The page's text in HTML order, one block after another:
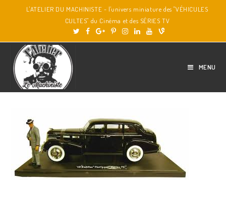
L'ATELIER DU MACHINISTE - l'univers miniature des "VÉHICULES
CULTES" du Cinéma et des SÉRIES TV
MENU